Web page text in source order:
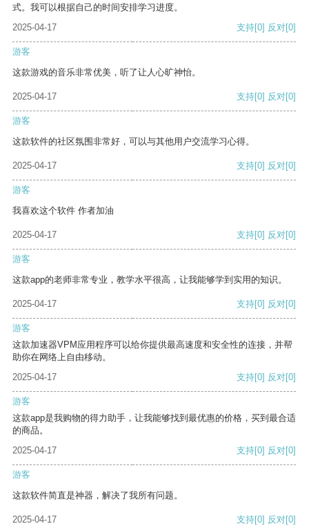
式。我可以根据自己的时间安排学习进度。
2025-04-17
支持[0] 反对[0]
游客
这款游戏的音乐非常优美，听了让人心旷神怡。
2025-04-17 支持[0] 反对[0]
游客
这款软件的社区氛围非常好，可以与其他用户交流学习心得。
2025-04-17 支持[0] 反对[0]
游客
我喜欢这个软件 作者加油
2025-04-17 支持[0] 反对[0]
游客
这款app的老师非常专业，教学水平很高，让我能够学到实用的知识。
2025-04-17 支持[0] 反对[0]
游客
这款加速器VPM应用程序可以给你提供最高速度和安全性的连接，并帮
助你在网络上自由移动。
2025-04-17
支持[0] 反对[0]
游客
这款app是我购物的得力助手，让我能够找到最优惠的价格，买到最合适
的商品。
2025-04-17
支持[0] 反对[0]
游客
这款软件简直是神器，解决了我所有问题。
2025-04-17 支持[0] 反对[0]